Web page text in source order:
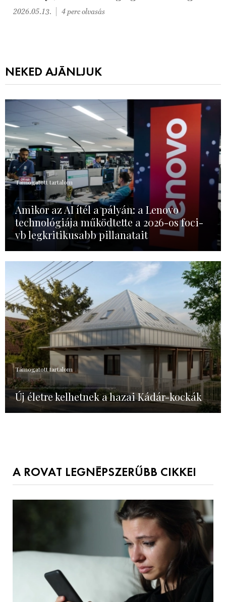
2026.05.13. 4 perc olvasás
NEKED AJÁNLJUK
Támogatott tartalom
Amikor az AI ítél a pályán: a Lenovo
technológiája működtette a 2026-os foci-
vb legkritikusabb pillanatait
Támogatott tartalom
Új életre kelhetnek a hazai Kádár-kockák
A ROVAT LEGNÉPSZERŰBB CIKKEI